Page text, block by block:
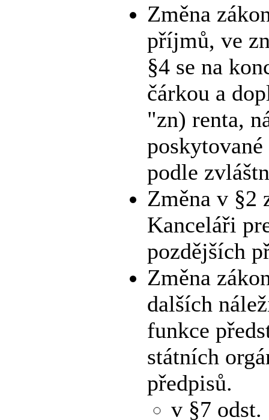
Změna
příjmů, ve
§4 se na
čárkou a
"zn) renta,
podle
Změna v §2
Kanceláři
pozdějších
Změna
dalších
funkce
státních
předpisů.
v §7